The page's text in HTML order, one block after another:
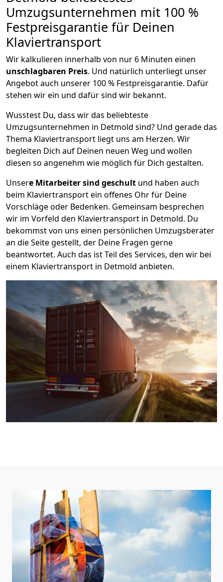
Umzugsunternehmen mit 100 %
Festpreisgarantie für Deinen
Klaviertransport
Wir kalkulieren innerhalb von nur 6 Minuten einen
unschlagbaren Preis. Und natürlich unterliegt unser
Angebot auch unserer 100 % Festpreisgarantie. Dafür
stehen wir ein und dafür sind wir bekannt.
Wusstest Du, dass wir das beliebteste
Umzugsunternehmen in Detmold sind? Und gerade das
Thema Klaviertransport liegt uns am Herzen. Wir
begleiten Dich auf Deinen neuen Weg und wollen
diesen so angenehm wie möglich für Dich gestalten.
Unsere Mitarbeiter sind geschult und haben auch
beim Klaviertransport ein offenes Ohr für Deine
Vorschläge oder Bedenken. Gemeinsam besprechen
wir im Vorfeld den Klaviertransport in Detmold. Du
bekommst von uns einen persönlichen Umzugsberater
an die Seite gestellt, der Deine Fragen gerne
beantwortet. Auch das ist Teil des Services, den wir bei
einem Klaviertransport in Detmold anbieten.